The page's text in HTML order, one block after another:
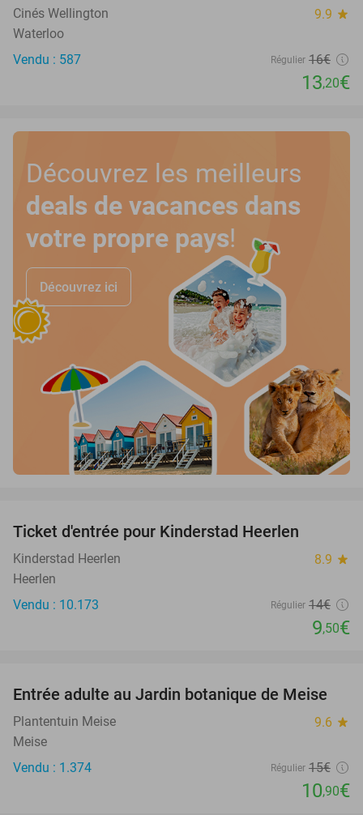
Cinés Wellington 9.9 star
Waterloo
Vendu : 587
Régulier 16€
13,20€
Découvrez les meilleurs
deals de vacances dans
votre propre pays!
Découvrez ici
Ticket d'entrée pour Kinderstad Heerlen
Kinderstad Heerlen 8.9 star
Heerlen
Vendu : 10.173
Régulier 14€
9,50€
27%
Entrée adulte au Jardin botanique de Meise
Plantentuin Meise 9.6 star
Meise
Vendu : 1.374
Régulier 15€
10,90€